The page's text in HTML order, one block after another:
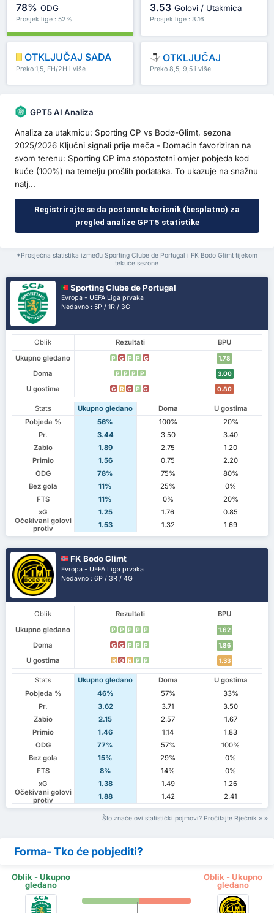
78% ODG
Prosjek lige : 52%
3.53 Golovi / Utakmica
Prosjek lige : 3.16
OTKLJUČAJ SADA
Preko 1,5, FH/2H i više
OTKLJUČAJ
Preko 8,5, 9,5 i više
GPT5 AI Analiza
Analiza za utakmicu: Sporting CP vs Bodø-Glimt, sezona
2025/2026 Ključni signali prije meča - Domaćin favoriziran na
svom terenu: Sporting CP ima stopostotni omjer pobjeda kod
kuće (100%) na temelju prošlih podataka. To ukazuje na snažnu
natj...
Registrirajte se da postanete korisnik (besplatno) za
pregled analize GPT5 statistike
*Prosječna statistika između Sporting Clube de Portugal i FK Bodo Glimt tijekom
tekuće sezone
Sporting Clube de Portugal
Evropa - UEFA Liga prvaka
Nedavno : 5P / 1R / 3G
Oblik Rezultati
BPU
Ukupno gledano
P G P P G 1.78
Doma P P P P 3.00
U gostima G R G P G 0.80
Stats Ukupno gledano Doma
U gostima
Pobjeda %
56% 100%
20%
Pr.
3.44 3.50
3.40
Zabio
1.89 2.75
1.20
Primio
1.56 0.75
2.20
ODG
78% 75%
80%
Bez gola
11% 25%
0%
FTS
11% 0%
20%
xG
1.25 1.76
0.85
Očekivani golovi
protiv
1.53 1.32 1.69
FK Bodo Glimt
Evropa - UEFA Liga prvaka
Nedavno : 6P / 3R / 4G
Oblik Rezultati
BPU
Ukupno gledano
P P P P P 1.62
Doma G G P P P 1.86
U gostima R G R P P 1.33
Stats Ukupno gledano Doma
U gostima
Pobjeda %
46% 57%
33%
Pr.
3.62 3.71
3.50
Zabio
2.15 2.57
1.67
Primio
1.46 1.14
1.83
ODG
77% 57%
100%
Bez gola
15% 29%
0%
FTS
8% 14%
0%
xG
1.38 1.49
1.26
Očekivani golovi
protiv
1.88 1.42 2.41
Što znače ovi statistički pojmovi? Pročitajte Rječnik
Forma- Tko će pobjediti?
Oblik - Ukupno
gledano
Oblik - Ukupno
gledano